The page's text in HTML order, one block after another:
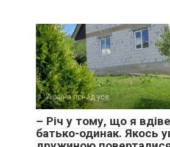
Україна понад усе
– Річ у тому, що я
батько-одинак. Якось